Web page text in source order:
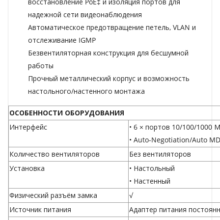
восстановление PoE‡ и изоляция портов для
надежной сети видеонаблюдения
Автоматическое предотвращение петель, VLAN и
отслеживание IGMP
Безвентиляторная конструкция для бесшумной
работы
Прочный металлический корпус и возможность
настольного/настенного монтажа
ОСОБЕННОСТИ ОБОРУДОВАНИЯ
Интерфейс
• 6 × портов 10/100/1000
• Auto-Negotiation/Auto
Количество вентиляторов
Без вентиляторов
Установка
• Настольный
• Настенный
Физический разъём замка
√
Источник питания
Адаптер питания